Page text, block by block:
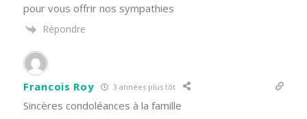
pour vous offrir nos sympathies
Répondre
Francois Roy 3 années plus tôt
Sincères condoléances à la famille